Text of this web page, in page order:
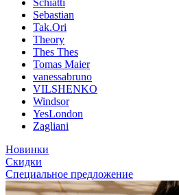
Schiatti
Sebastian
Tak.Ori
Theory
Thes Thes
Tomas Maier
vanessabruno
VILSHENKO
Windsor
YesLondon
Zagliani
Новинки
Скидки
Специальное предложение